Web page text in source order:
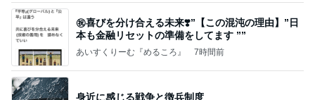
㊗️喜びを分け合える未来❣️”【この混沌の理由】”⽇
本も⾦融リセットの準備をしてます ””
あいすくりーむ『めるころ』 7時間前
身近に感じる戦争と徴兵制度